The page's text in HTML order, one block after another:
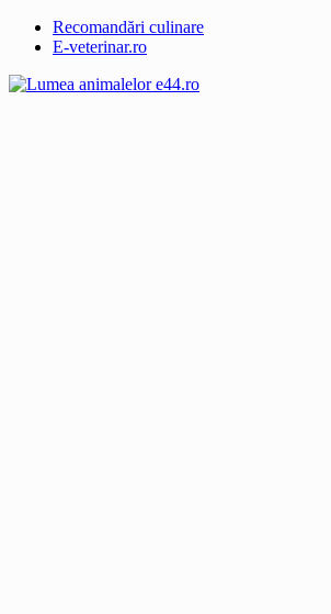
Recomandări culinare
E-veterinar.ro